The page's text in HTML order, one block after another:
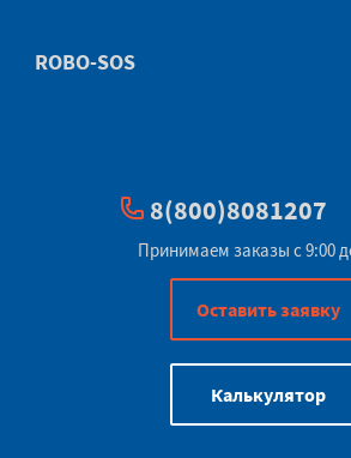
ROBO-SOS
8(800)8081207
Принимаем заказы с 9:00
Оставить заявку
Калькулятор